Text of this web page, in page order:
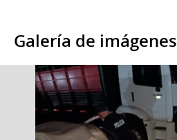
Galería de imágenes